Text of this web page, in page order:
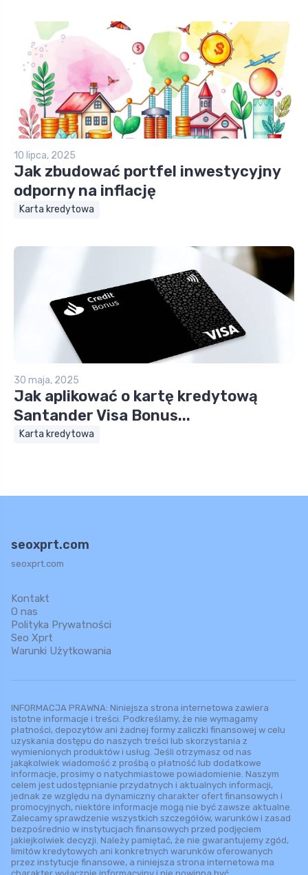
10 lipca, 2025
Jak zbudować portfel inwestycyjny
odporny na inflację
Karta kredytowa
30 maja, 2025
Jak aplikować o kartę kredytową
Santander Visa Bonus...
Karta kredytowa
seoxprt.com
seoxprt.com
Kontakt
O nas
Polityka Prywatności
Seo Xprt
Warunki Użytkowania
INFORMACJA PRAWNA: Niniejsza strona internetowa zawiera
istotne informacje i treści. Podkreślamy, że nie wymagamy
płatności, depozytów ani żadnej formy zaliczki finansowej w celu
uzyskania dostępu do naszych treści lub skorzystania z
wymienionych produktów i usług. Jeśli otrzymasz od nas
jakąkolwiek wiadomość z prośbą o płatność lub dodatkowe
informacje, prosimy o natychmiastowe powiadomienie. Naszym
celem jest udostępnianie przydatnych i aktualnych informacji,
jednak ze względu na dynamiczny charakter ofert finansowych i
promocyjnych, niektóre informacje mogą nie być zawsze aktualne.
Zalecamy sprawdzenie wszystkich szczegółów, warunków i zasad
bezpośrednio w instytucjach finansowych przed podjęciem
jakiejkolwiek decyzji. Należy pamiętać, że nie gwarantujemy zgód,
limitów kredytowych ani konkretnych warunków oferowanych
przez instytucje finansowe, a niniejsza strona internetowa ma